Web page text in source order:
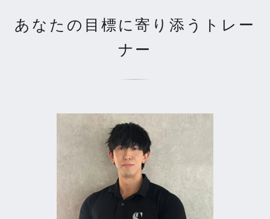
あなたの目標に寄り添うトレー
ナー